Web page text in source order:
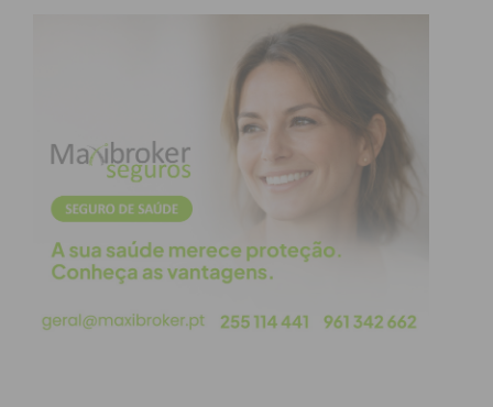
pressão constante, criando várias dificuldades ao
adversário, ficando muito perto do empate no
último lance da partida, num livre com defesa
incompleta do guarda-redes.
No outro encontro em destaque neste campeonato
, o Eiriz sofreu uma derrota pesada em casa frente
aos Dragões Sandinenses, por 0-4, resultado que
fez cair a equipa de Eiriz para o 3.º lugar da
classificação.